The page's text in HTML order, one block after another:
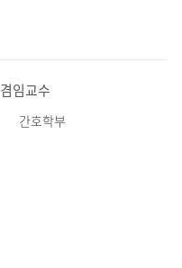
겸임교수
간호학부